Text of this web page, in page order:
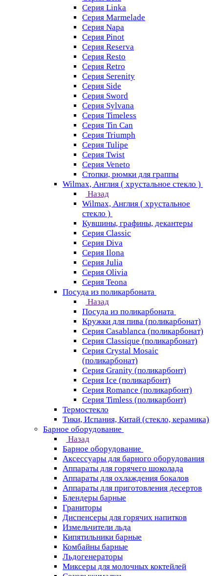
Серия Linka
Серия Marmelade
Серия Napa
Серия Pinot
Серия Reserva
Серия Resto
Серия Retro
Серия Serenity
Серия Side
Серия Sword
Серия Sуlvana
Серия Timeless
Серия Tin Can
Серия Triumph
Серия Tulipe
Серия Twist
Серия Veneto
Стопки, рюмки для граппы
Wilmax, Англия ( хрустальное стекло )
Назад
Wilmax, Англия ( хрустальное
стекло )
Кувшины, графины, декантеры
Серия Classic
Серия Diva
Серия Ilona
Серия Julia
Серия Olivia
Серия Teona
Посуда из поликарбоната
Назад
Посуда из поликарбоната
Кружки для пива (поликарбонат)
Серия Casablanсa (поликарбонат)
Серия Classique (поликарбонат)
Серия Crystal Mosaic
(поликарбонат)
Серия Granity (поликарбонт)
Серия Ice (поликарбонт)
Серия Romance (поликарбонт)
Серия Timless (поликарбонт)
Термостекло
Тики, Испания, Китай (стекло, керамика)
Барное оборудование
Назад
Барное оборудование
Аксессуары для барного оборудования
Аппараты для горячего шоколада
Аппараты для охлаждения бокалов
Аппараты для приготовления десертов
Блендеры барные
Граниторы
Диспенсеры для горячих напитков
Измельчители льда
Кипятильники барные
Комбайны барные
Льдогенераторы
Миксеры для молочных коктейлей